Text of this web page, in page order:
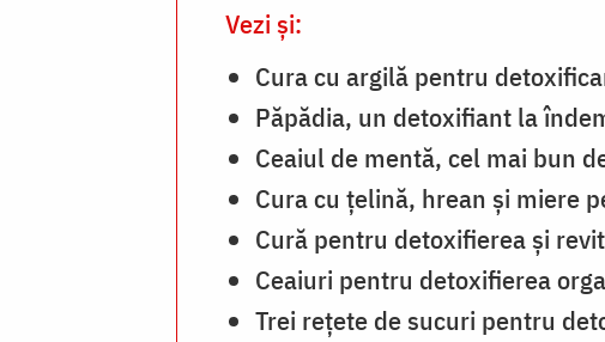
Vezi și:
Cura cu argilă pentru
Păpădia, un detoxifiant la
Ceaiul de mentă, cel mai bun
Cura cu țelină, hrean și miere
Cură pentru detoxifierea și
Ceaiuri pentru detoxifierea
Trei rețete de sucuri pentru